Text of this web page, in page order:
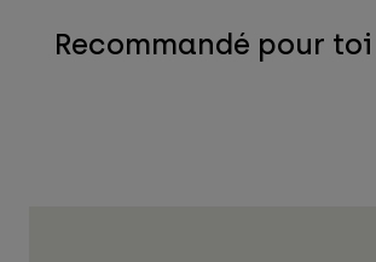
Recommandé pour toi